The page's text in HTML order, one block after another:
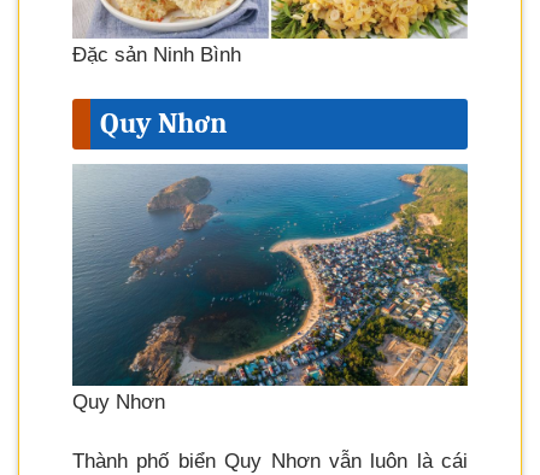
Đặc sản Ninh Bình
Quy Nhơn
Quy Nhơn
Thành phố biển Quy Nhơn vẫn luôn là cái